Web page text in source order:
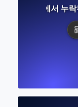
인가? 연구에서 누